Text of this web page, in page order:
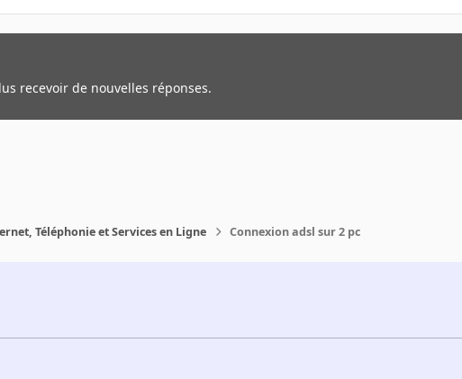
recevoir de nouvelles réponses.
Téléphonie et Services en Ligne Connexion adsl sur 2 pc